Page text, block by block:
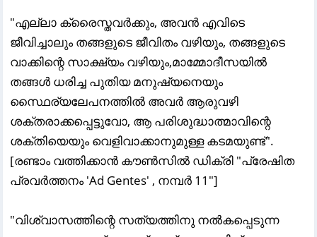
"എല്ലാ ക്രൈസ്തവർക്കും, അവൻ എവിടെ
ജീവിച്ചാലും തങ്ങളുടെ ജീവിതം വഴിയും, തങ്ങളുടെ
വാക്കിന്റെ സാക്ഷ്യം വഴിയും,മാമ്മോദീസയിൽ
തങ്ങൾ ധരിച്ച പുതിയ മനുഷ്യനെയും
സ്ഥൈര്യലേപനത്തിൽ അവർ ആരുവഴി
ശക്തരാക്കപ്പെട്ടുവോ, ആ പരിശുദ്ധാത്മാവിന്റെ
ശക്തിയെയും വെളിവാക്കാനുമുള്ള കടമയുണ്ട്".
[രണ്ടാം വത്തിക്കാൻ കൗൺസിൽ ഡിക്രി "പ്രേഷിത
പ്രവർത്തനം 'Ad Gentes' , നമ്പർ 11"]
"വിശ്വാസത്തിന്റെ സത്യത്തിനു നൽകപ്പെടുന്ന